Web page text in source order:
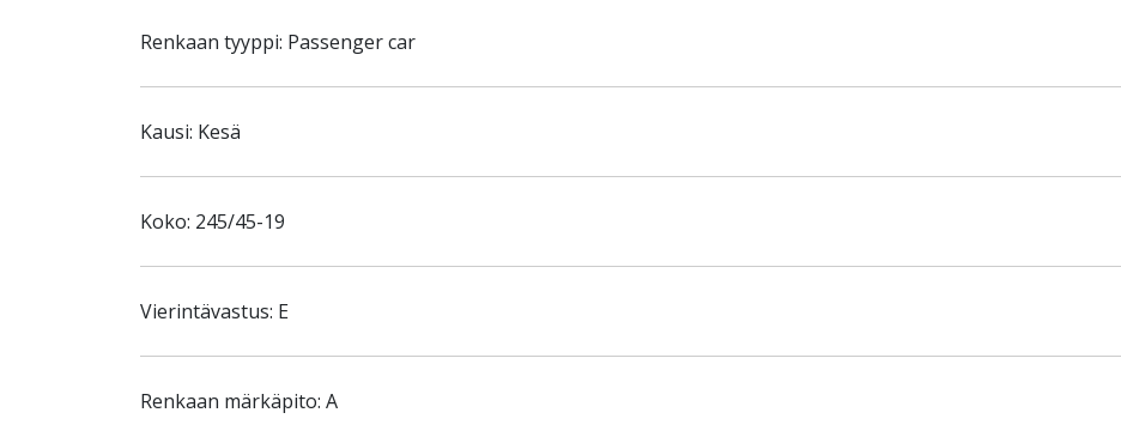
Renkaan tyyppi: Passenger car
Kausi: Kesä
Koko: 245/45-19
Vierintävastus: E
Renkaan märkäpito: A